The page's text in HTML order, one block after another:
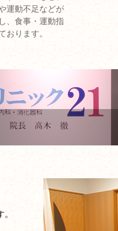
運動不足などが
、食事・運動指
おります。